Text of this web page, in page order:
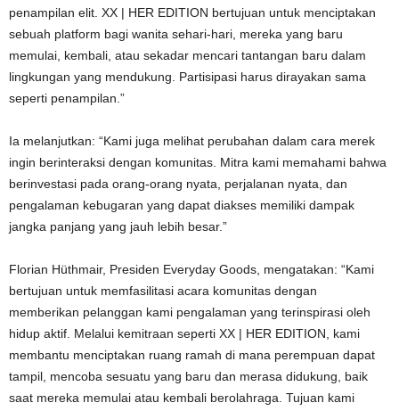
penampilan elit. XX | HER EDITION bertujuan untuk menciptakan
sebuah platform bagi wanita sehari-hari, mereka yang baru
memulai, kembali, atau sekadar mencari tantangan baru dalam
lingkungan yang mendukung. Partisipasi harus dirayakan sama
seperti penampilan.”
Ia melanjutkan: “Kami juga melihat perubahan dalam cara merek
ingin berinteraksi dengan komunitas. Mitra kami memahami bahwa
berinvestasi pada orang-orang nyata, perjalanan nyata, dan
pengalaman kebugaran yang dapat diakses memiliki dampak
jangka panjang yang jauh lebih besar.”
Florian Hüthmair, Presiden Everyday Goods, mengatakan: “Kami
bertujuan untuk memfasilitasi acara komunitas dengan
memberikan pelanggan kami pengalaman yang terinspirasi oleh
hidup aktif. Melalui kemitraan seperti XX | HER EDITION, kami
membantu menciptakan ruang ramah di mana perempuan dapat
tampil, mencoba sesuatu yang baru dan merasa didukung, baik
saat mereka memulai atau kembali berolahraga. Tujuan kami